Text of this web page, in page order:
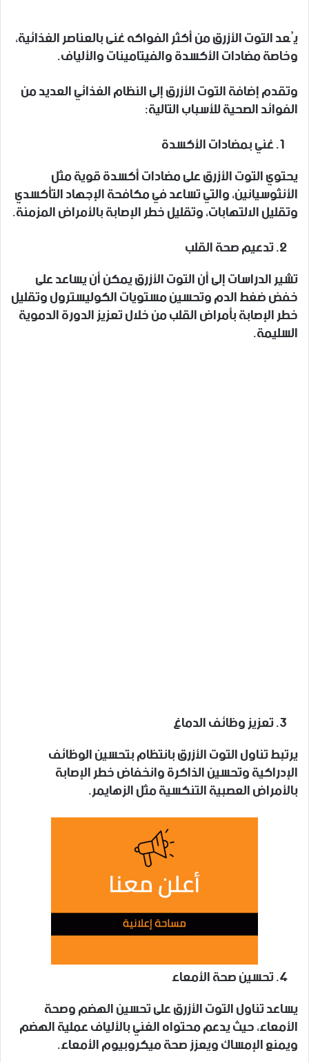
يُعد التوت الأزرق من أكثر الفواكه غنى بالعناصر الغذائية،
وخاصة مضادات الأكسدة والفيتامينات والألياف.
وتقدم إضافة التوت الأزرق إلى النظام الغذائي العديد من
الفوائد الصحية للأسباب التالية:
غني بمضادات الأكسدة
يحتوي التوت الأزرق على مضادات أكسدة قوية مثل
الأنثوسيانين، والتي تساعد في مكافحة الإجهاد التأكسدي
وتقليل الالتهابات، وتقليل خطر الإصابة بالأمراض المزمنة.
تدعيم صحة القلب
تشير الدراسات إلى أن التوت الأزرق يمكن أن يساعد على
خفض ضغط الدم وتحسين مستويات الكوليسترول وتقليل
خطر الإصابة بأمراض القلب من خلال تعزيز الدورة الدموية
السليمة.
تعزيز وظائف الدماغ
يرتبط تناول التوت الأزرق بانتظام بتحسين الوظائف
الإدراكية وتحسين الذاكرة وانخفاض خطر الإصابة
بالأمراض العصبية التنكسية مثل الزهايمر.
تحسين صحة ‎الأمعاء
يساعد تناول التوت الأزرق على تحسين الهضم وصحة
الأمعاء، حيث ‎يدعم محتواه الغني بالألياف عملية الهضم
ويمنع الإمساك ويعزز صحة ميكروبيوم الأمعاء.